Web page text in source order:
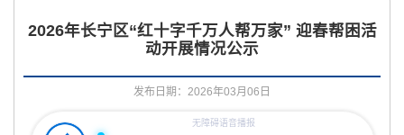
2026年长宁区“红十字千万人帮万家” 迎春帮困活
动开展情况公示
发布日期：2026年03月06日